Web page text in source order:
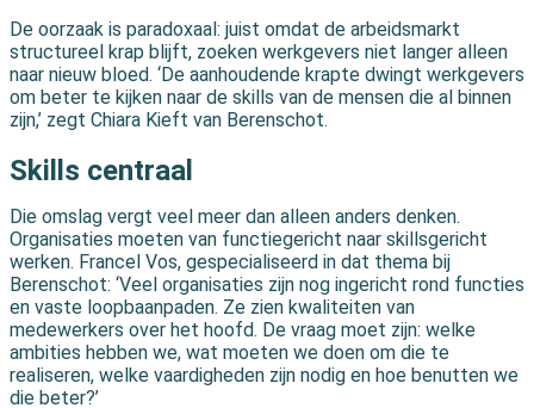
De oorzaak is paradoxaal: juist omdat de arbeidsmarkt
structureel krap blijft, zoeken werkgevers niet langer alleen
naar nieuw bloed. ‘De aanhoudende krapte dwingt werkgevers
om beter te kijken naar de skills van de mensen die al binnen
zijn,’ zegt Chiara Kieft van Berenschot.
Skills centraal
Die omslag vergt veel meer dan alleen anders denken.
Organisaties moeten van functiegericht naar skillsgericht
werken. Francel Vos, gespecialiseerd in dat thema bij
Berenschot: ‘Veel organisaties zijn nog ingericht rond functies
en vaste loopbaanpaden. Ze zien kwaliteiten van
medewerkers over het hoofd. De vraag moet zijn: welke
ambities hebben we, wat moeten we doen om die te
realiseren, welke vaardigheden zijn nodig en hoe benutten we
die beter?’